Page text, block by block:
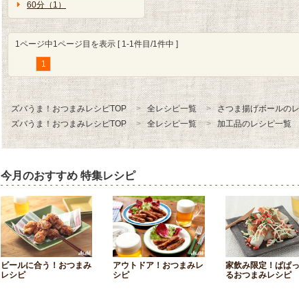
60分（1）
1ページ中1ページ目を表示 [ 1-1件目/1件中 ]
1
ズバうま！おつまみレシピTOP 全レシピ一覧
さつま揚げボールの
ズバうま！おつまみレシピTOP
全レシピ一覧 加工品のレシピ一覧
今月のおすすめ 特集レシピ
ビールに合う！おつまみ
レシピ
アウトドア！おつまみレ
シピ
家飲み限定！ぱぱ
るおつまみレシピ